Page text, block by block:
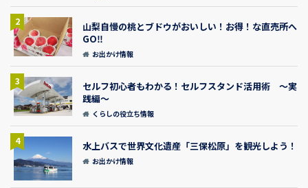
2
山梨自慢の桃とブドウがおいしい！お得！な直売所へ
GO‼
お出かけ情報
3
セルフ初心者もわかる！セルフスタンド活用術 ～実
践編～
くらしの役立ち情報
4 水上バスで世界文化遺産「三保松原」を観光しよう！
お出かけ情報